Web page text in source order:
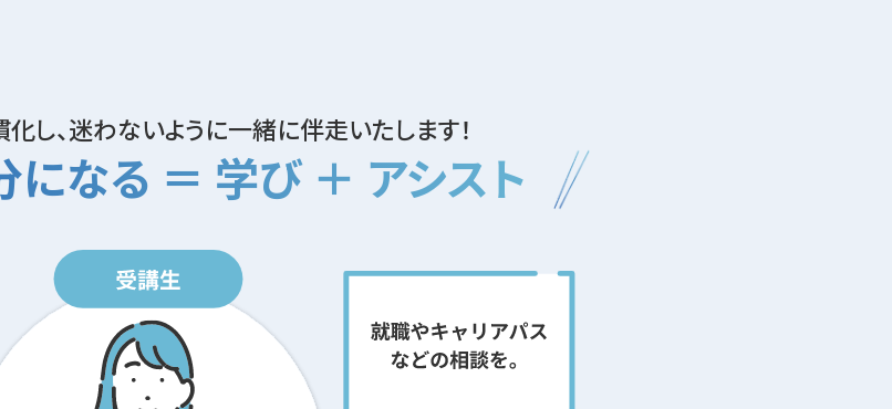
し、迷わないように一緒に伴走いたします！
になる ＝ 学び ＋ アシスト